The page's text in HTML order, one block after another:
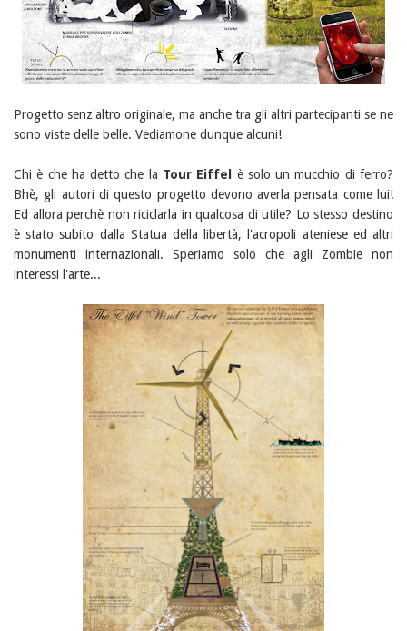
Progetto senz'altro originale, ma anche tra gli altri partecipanti se ne
sono viste delle belle. Vediamone dunque alcuni!
Chi è che ha detto che la Tour Eiffel
è solo un mucchio di ferro?
Bhè, gli autori di questo progetto devono averla pensata come lui!
Ed allora perchè non riciclarla in qualcosa di utile? Lo stesso destino
è stato subito dalla Statua della libertà, l'acropoli ateniese ed altri
monumenti internazionali. Speriamo solo che agli Zombie non
interessi l'arte...